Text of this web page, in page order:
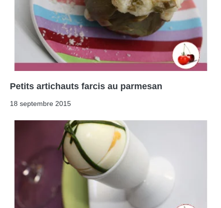
Petits artichauts farcis au parmesan
18 septembre 2015